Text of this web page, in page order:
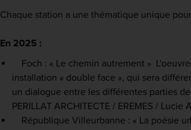
Chaque station a une thématique unique
En 2025 :
Foch : « Le chemin autrement »
installation « double face », qui sera
un dialogue entre les différentes parties
PERILLAT ARCHITECTE / EREMES / Lucie
République Villeurbanne : « La poésie